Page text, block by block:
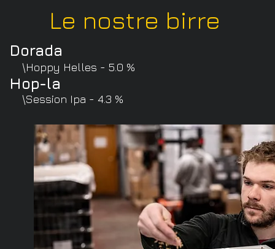
Le nostre birre
Dorada
\Hoppy Helles - 5.0 %
Hop-la
\Session Ipa - 4.3 %